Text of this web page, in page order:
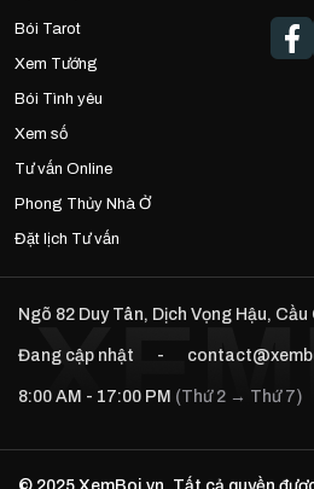
Bói Tarot
Xem Tướng
Bói Tình yêu
Xem số
Tư vấn Online
Phong Thủy Nhà Ở
Đặt lịch Tư vấn
Ngõ 82 Duy Tân, Dịch Vọng Hậu, Cầu
Đang cập nhật -
8:00 AM - 17:00 PM (Thứ 2 → Thứ 7)